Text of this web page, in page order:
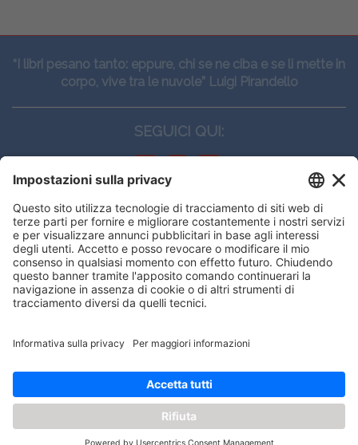
“I libri pesano tanto: eppure, chi se ne ciba e se li mette in
corpo, vive tra le nuvole” Luigi Pirandello
SEGUICI QUI:
CONTATTI
Edi.Ermes srl
Viale E. Forlanini, 21 - 20134, Milano
(+39)027021121
E-mail:eeinfo@eenet.it
ORARI
Lunedì — Giovedì: - 08:30 - 13:00 – 14:00 - 17:30
Venerdì: - 08:30 - 13:00 – 14:00 - 16:00
offrirti la migliore navigazione
OK